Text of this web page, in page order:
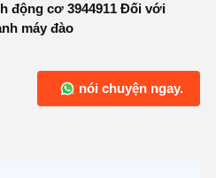
động cơ 3944911 Đối với
máy đào
nói chuyện ngay.